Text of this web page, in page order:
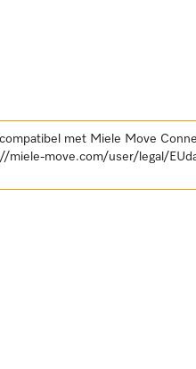
met Miele Move
miele-move.com/user/legal/